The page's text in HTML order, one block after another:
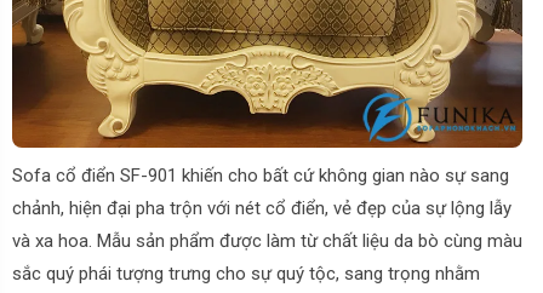
Sofa cổ điển SF-901 khiến cho bất cứ không gian nào sự sang
chảnh, hiện đại pha trộn với nét cổ điển, vẻ đẹp của sự lộng lẫy
và xa hoa. Mẫu sản phẩm được làm từ chất liệu da bò cùng màu
sắc quý phái tượng trưng cho sự quý tộc, sang trọng nhằm